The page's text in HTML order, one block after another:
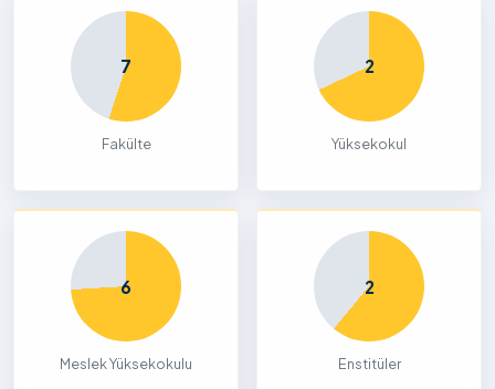
7
Fakülte
2
Yüksekokul
6
Meslek Yüksekokulu
2
Enstitüler